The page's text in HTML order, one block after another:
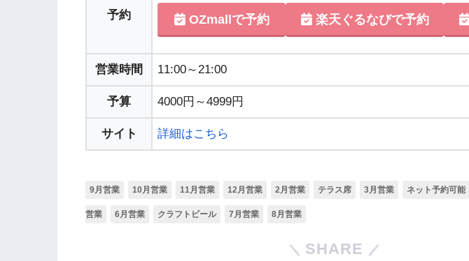
予約 OZmallで予約 楽天ぐるなびで予約
営業時間 11:00～21:00
予算 4000円～4999円
サイト 詳細はこちら
9月営業 10月営業 11月営業 12月営業 2月営業 テラス席 3月営業 ネット予約可能
営業 6月営業 クラフトビール 7月営業 8月営業
SHARE